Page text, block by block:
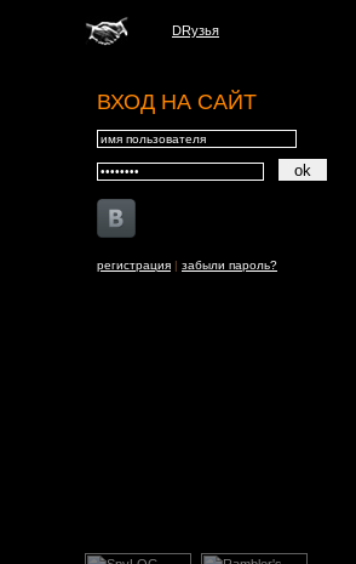
DRузья
ВХОД НА САЙТ
регистрация | забыли пароль?